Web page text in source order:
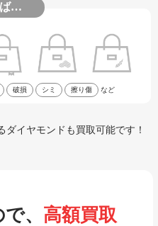
…
破損 シミ 擦り傷 など
イヤモンドも買取可能です！
、 高額買取